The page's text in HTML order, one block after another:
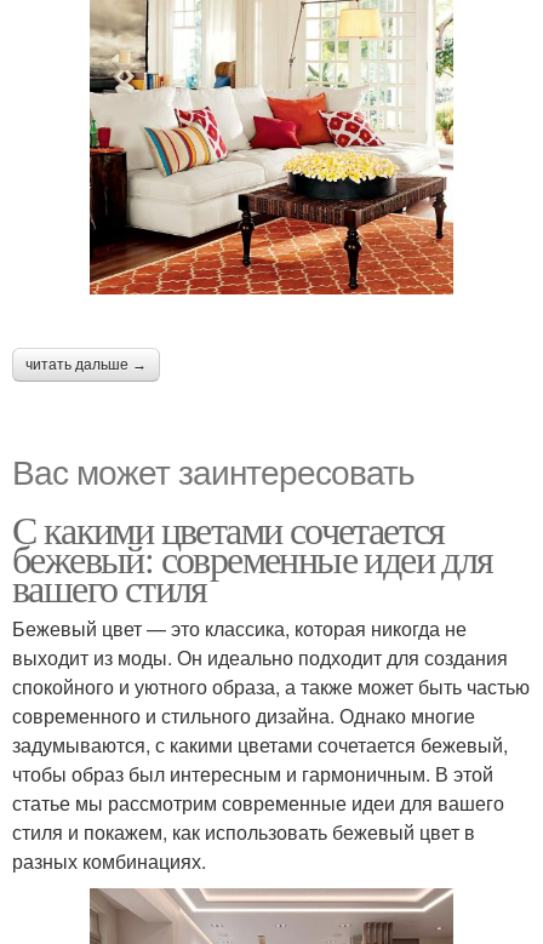
читать дальше →
Вас может заинтересовать
С какими цветами сочетается
бежевый: современные идеи для
вашего стиля
Бежевый цвет — это классика, которая никогда не
выходит из моды. Он идеально подходит для создания
спокойного и уютного образа, а также может быть частью
современного и стильного дизайна. Однако многие
задумываются, с какими цветами сочетается бежевый,
чтобы образ был интересным и гармоничным. В этой
статье мы рассмотрим современные идеи для вашего
стиля и покажем, как использовать бежевый цвет в
разных комбинациях.